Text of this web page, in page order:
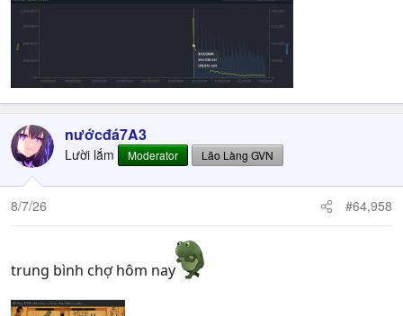
nướcđá7A3
Lười lắm Moderator Lão Làng GVN
8/7/26 #64,958
trung bình chợ hôm nay